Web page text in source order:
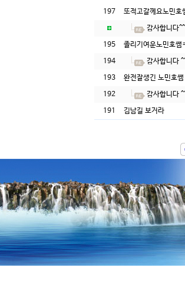
197
또적고갈께요노민호
감사합니다^^
195
졸리기여운노민호쌤
194
감사합니다
193
완전잘생긴 노민호쌤
192
감사합니다
191
김남길 보거라